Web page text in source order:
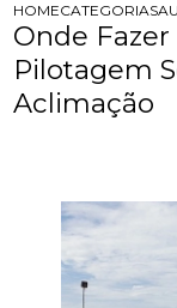
HOMECATEGORIAS
Onde
Pilotagem
Aclimação